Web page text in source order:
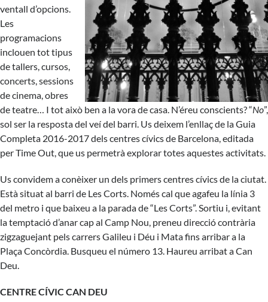
ventall d’opcions.
Les
programacions
inclouen tot tipus
de tallers, cursos,
concerts, sessions
de cinema, obres
de teatre… I tot això ben a la vora de casa. N’éreu conscients? “No”,
sol ser la resposta del veí del barri. Us deixem l’enllaç de laGuia
Completa 2016-2017dels centres cívics de Barcelona, editada
per Time Out, que us permetrà explorar totes aquestes activitats.
Us convidem a conèixer un dels primers centres cívics de la ciutat.
Està situat al barri de Les Corts. Només cal que agafeu la línia 3
del metro i que baixeu a la parada de “Les Corts”. Sortiu i, evitant
la temptació d’anar cap al Camp Nou, preneu direcció contrària
zigzaguejant pels carrers Galileu i Déu i Mata fins arribar a la
Plaça Concòrdia. Busqueu el número 13. Haureu arribat aCan
Deu.
CENTRE CÍVIC CAN DEU